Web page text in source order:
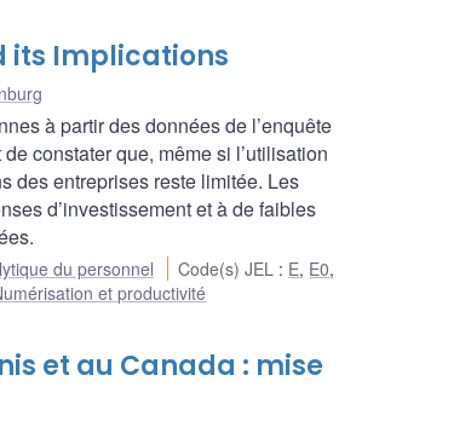
its Implications
à partir des données de l’enquête
constater que, même si l’utilisation
des entreprises reste limitée. Les
d’investissement et à de faibles
du personnel Code(s) JEL : E, E0,
et productivité
et au Canada : mise